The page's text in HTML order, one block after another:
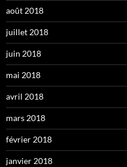
août 2018
juillet 2018
juin 2018
mai 2018
avril 2018
mars 2018
février 2018
janvier 2018